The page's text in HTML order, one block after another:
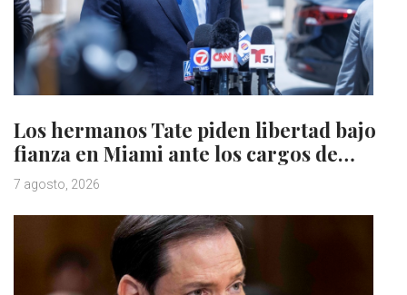
Los hermanos Tate piden libertad bajo
fianza en Miami ante los cargos de…
7 agosto, 2026